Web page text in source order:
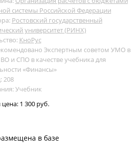
системы Российской Федерации
Ростовский государственный
университет (РИНХ)
КноРус
Экспертным советом УМО в
и СПО в качестве учебника для
«Финансы»
208
Учебник
цена: 1 300 руб.
в базе